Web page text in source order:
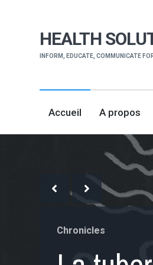
HEALTH
INFORM, EDUCATE, COMMUNICATE
Accueil A propos
Chronicles
Events
Chronicles
Infos utiles